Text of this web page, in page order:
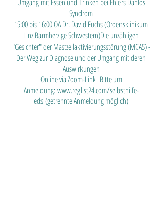
Syndrom
15:00 bis 16:00 OA Dr. David Fuchs (Ordensklinikum
Linz Barmherzige Schwestern)Die unzähligen
"Gesichter" der Mastzellaktivierungsstörung (MCAS) -
Der Weg zur Diagnose und der Umgang mit deren
Auswirkungen
Online via Zoom-Link Bitte um
Anmeldung:www.reglist24.com/selbsthilfe-
eds(getrennte Anmeldung möglich)